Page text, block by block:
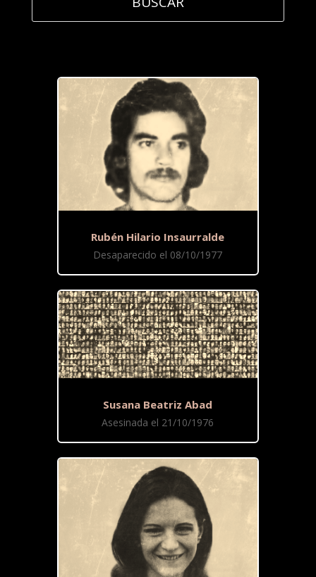
Rubén Hilario Insaurralde
Desaparecido el 08/10/1977
Susana Beatriz Abad
Asesinada el 21/10/1976